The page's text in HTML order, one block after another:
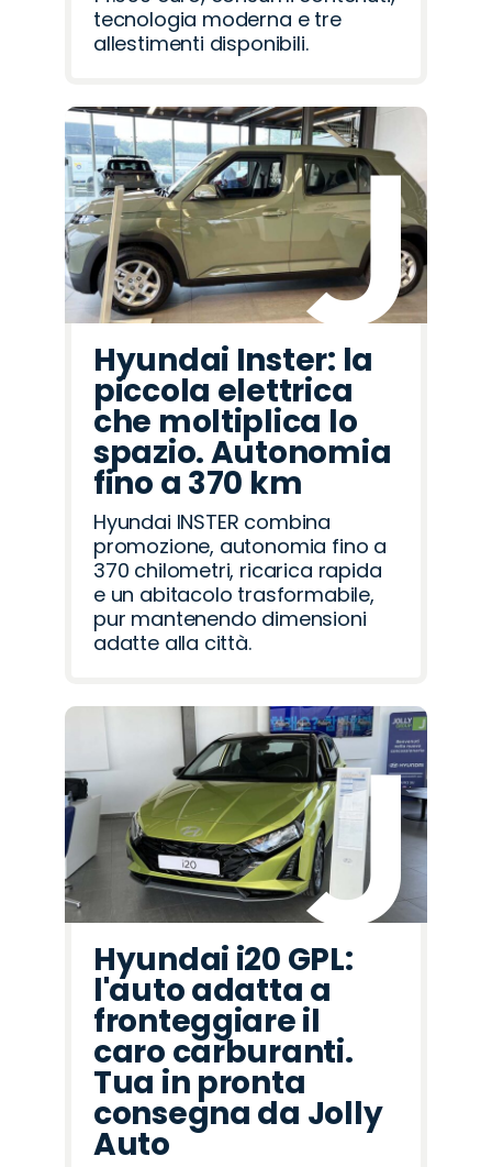
tecnologia moderna e tre
allestimenti disponibili.
Hyundai Inster: la
piccola elettrica
che moltiplica lo
spazio. Autonomia
fino a 370 km
Hyundai INSTER combina
promozione, autonomia fino a
370 chilometri, ricarica rapida
e un abitacolo trasformabile,
pur mantenendo dimensioni
adatte alla città.
Hyundai i20 GPL:
l'auto adatta a
fronteggiare il
caro carburanti.
Tua in pronta
consegna da Jolly
Auto